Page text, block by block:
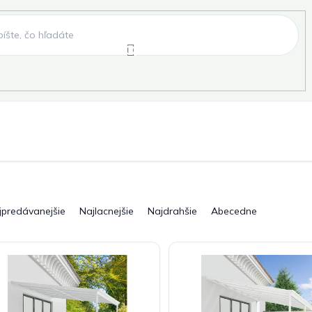
Záhradné grily a ohniská
Pre deti Novinky
Najlacnejšie Najdrahšie Abecedne